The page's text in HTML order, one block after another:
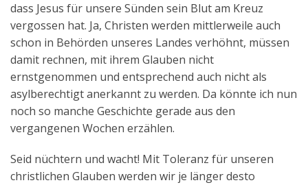
dass Jesus für unsere Sünden sein Blut am Kreuz
vergossen hat. Ja, Christen werden mittlerweile auch
schon in Behörden unseres Landes verhöhnt, müssen
damit rechnen, mit ihrem Glauben nicht
ernstgenommen und entsprechend auch nicht als
asylberechtigt anerkannt zu werden. Da könnte ich nun
noch so manche Geschichte gerade aus den
vergangenen Wochen erzählen.
Seid nüchtern und wacht! Mit Toleranz für unseren
christlichen Glauben werden wir je länger desto